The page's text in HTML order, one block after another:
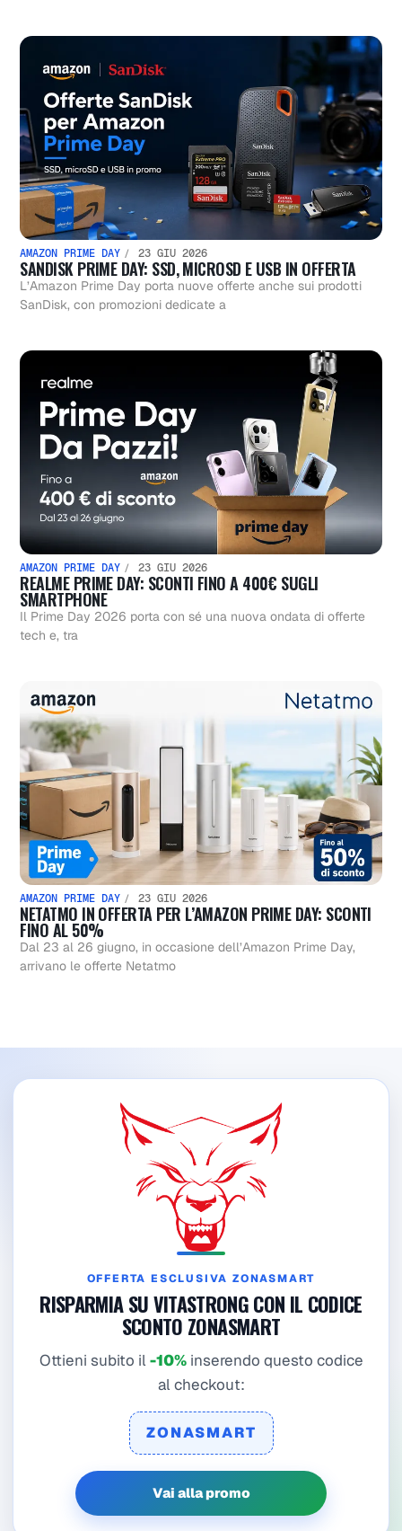
AMAZON PRIME DAY 23 GIU 2026
SANDISK PRIME DAY: SSD, MICROSD E USB IN OFFERTA
L’Amazon Prime Day porta nuove offerte anche sui prodotti
SanDisk, con promozioni dedicate a
AMAZON PRIME DAY 23 GIU 2026
REALME PRIME DAY: SCONTI FINO A 400€ SUGLI
SMARTPHONE
Il Prime Day 2026 porta con sé una nuova ondata di offerte
tech e, tra
AMAZON PRIME DAY 23 GIU 2026
NETATMO IN OFFERTA PER L’AMAZON PRIME DAY: SCONTI
FINO AL 50%
Dal 23 al 26 giugno, in occasione dell’Amazon Prime Day,
arrivano le offerte Netatmo
OFFERTA ESCLUSIVA ZONASMART
RISPARMIA SU VITASTRONG CON IL CODICE
SCONTO ZONASMART
Ottieni subito il -10%inserendo questo codice
al checkout:
ZONASMART
Vai alla promo